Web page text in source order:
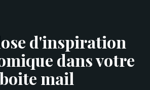
d'inspiration
dans votre
boite mail